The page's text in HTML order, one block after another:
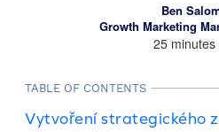
Ben
Growth Marketing
25 minutes
TABLE OF CONTENTS
Vytvoření strategického